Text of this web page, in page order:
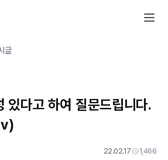
글
있다고 하여 질문드립니다.
22.02.17 1,466